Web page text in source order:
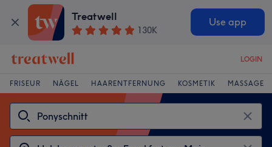
Treatwell
130K
Use app
LOGIN
FRISEUR NÄGEL HAARENTFERNUNG KOSMETIK MASSAGE